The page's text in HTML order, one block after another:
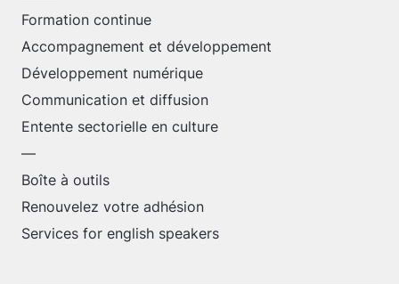
Formation continue
Accompagnement et développement
Développement numérique
Communication et diffusion
Entente sectorielle en culture
—
Boîte à outils
Renouvelez votre adhésion
Services for english speakers